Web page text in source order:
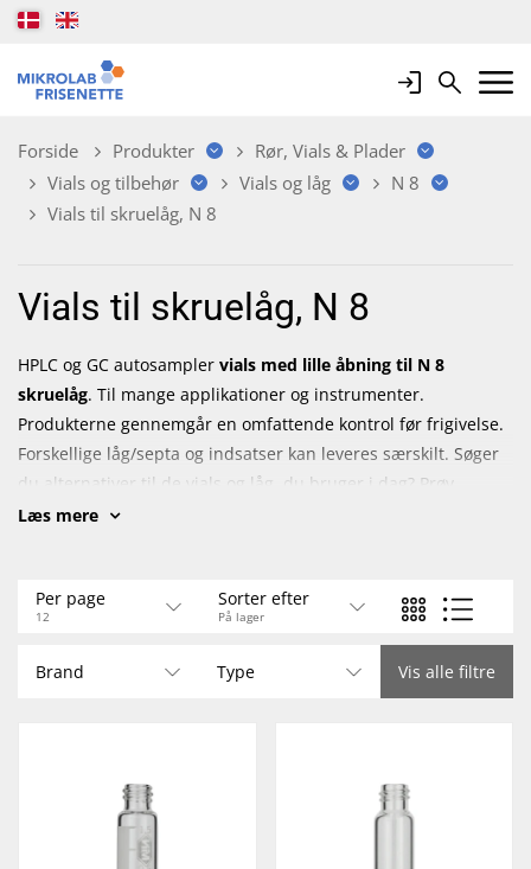
LoginSearchMobile
Forside Produkter
Rør, Vials & Plader
Vials og tilbehør
Vials og låg
N 8
Vials til skruelåg, N 8
Vials til skruelåg, N 8
HPLC og GC autosampler vials med lille åbning til N 8
skruelåg. Til mange applikationer og instrumenter.
Produkterne gennemgår en omfattende kontrol før frigivelse.
Forskellige låg/septa og indsatser kan leveres særskilt. Søger
du alternativer til de vials og låg, du bruger i dag? Prøv
Macherey-Nagels VialFinder. Indtast dit nuværende
Læs mere
Per page
12
Sorter efter
På lager
Brand Type Vis alle filtre